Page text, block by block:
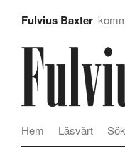
Fulvius Baxter
Sök
Läsvärt
Hem